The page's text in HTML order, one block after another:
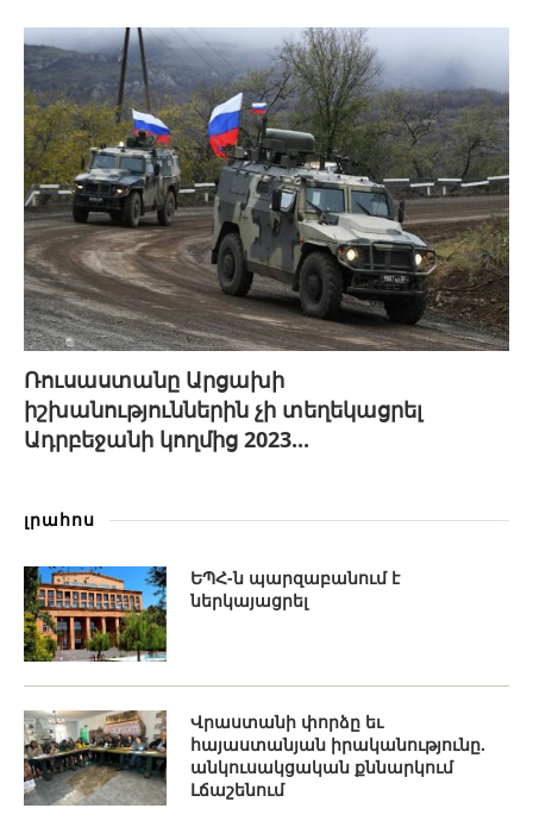
Ռուսաստանը Արցախի
իշխանություններին չի տեղեկացրել
Ադրբեջանի կողմից 2023...
լրահոս
ԵՊՀ-ն պարզաբանում է
ներկայացրել
Վրաստանի փորձը եւ
հայաստանյան իրականությունը.
անկուսակցական քննարկում
Լճաշենում